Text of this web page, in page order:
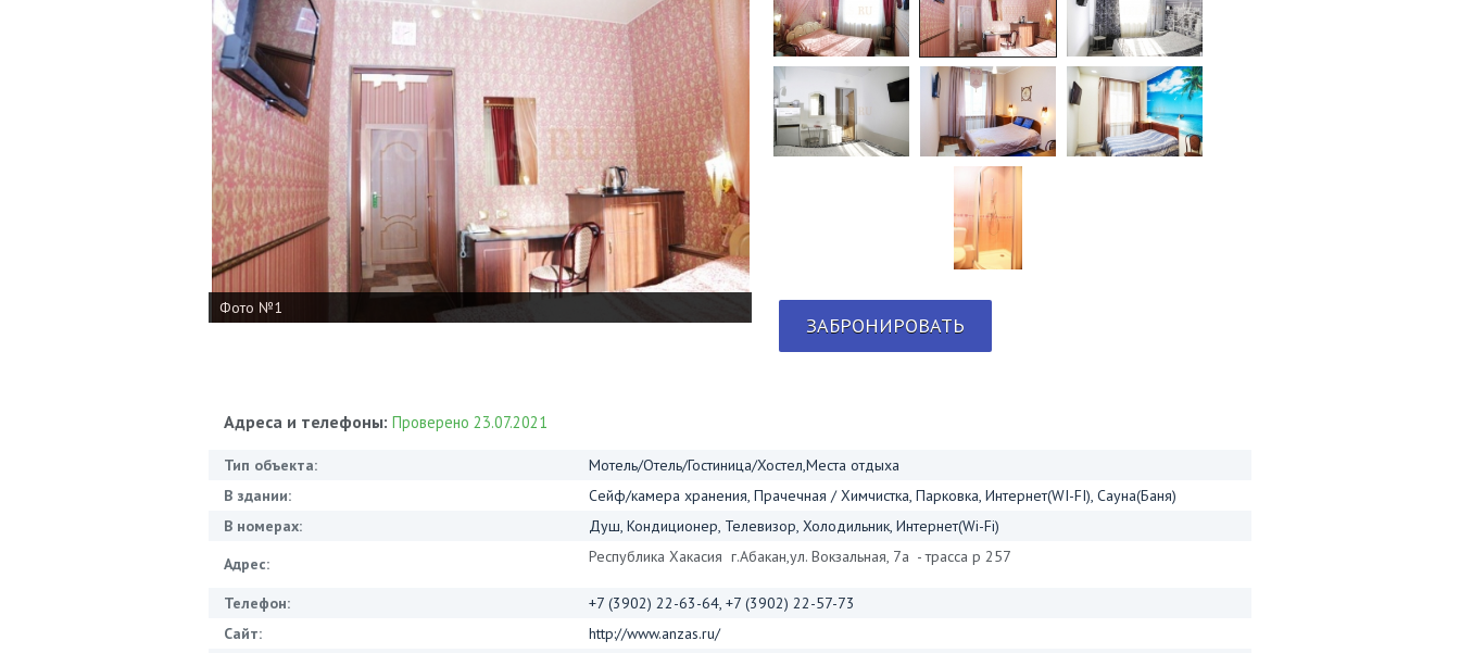
Фото №1
ЗАБРОНИРОВАТЬ
Адреса и телефоны: Проверено 23.07.2021
Тип объекта:
Мотель/Отель/Гостиница/Хостел,Места отдыха
В здании:
Сейф/камера хранения, Прачечная / Химчистка, Парковка, Интернет(WI-FI), Сауна(Баня)
В номерах:
Душ, Кондиционер, Телевизор, Холодильник, Интернет(Wi-Fi)
Адрес:
Республика Хакасия г.Абакан,ул. Вокзальная, 7а - трасса р 257
Телефон:
+7 (3902) 22-63-64, +7 (3902) 22-57-73
Сайт:
http://www.anzas.ru/